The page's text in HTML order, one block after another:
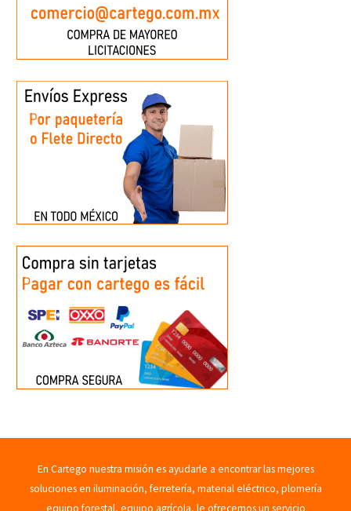
En Cartego nuestra misión es ayudarle a encontrar las mejores
soluciones en iluminación, ferretería, material eléctrico, plomería